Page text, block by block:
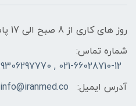
روز های کاری از 8 صبح الی 17 پاسخگوی شما هستیم
شماره تماس:
021-66028710-12 , 09306297770 , 09104948010
آدرس ایمیل:
info@iranmed.co